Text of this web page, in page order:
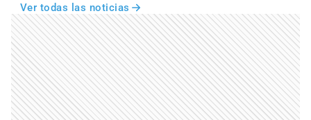
Ver todas las noticias